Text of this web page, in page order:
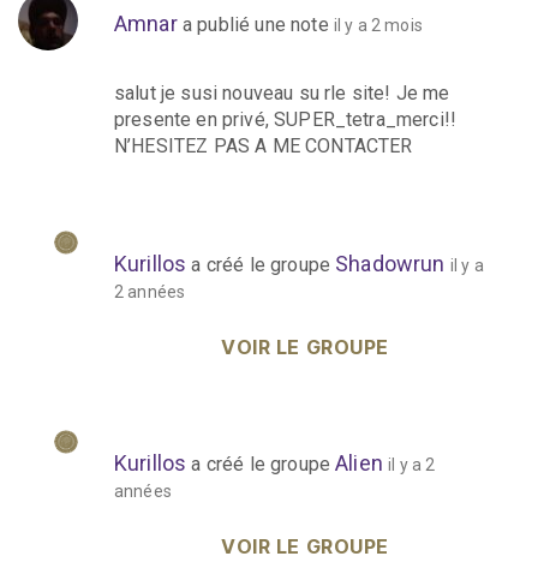
Amnara publié une note il y a 2 mois
salut je susi nouveau su rle site! Je me
presente en privé, SUPER_tetra_merci!!
N’HESITEZ PAS A ME CONTACTER
Kurillos a créé le groupe Shadowrun il y a
2 années
VOIR LE GROUPE
Kurillos a créé le groupeAlien il y a 2
années
VOIR LE GROUPE